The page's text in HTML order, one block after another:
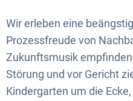
Wir erleben eine
Prozessfreude von
Zukunftsmusik
Störung und vor Gericht
Kindergarten um die